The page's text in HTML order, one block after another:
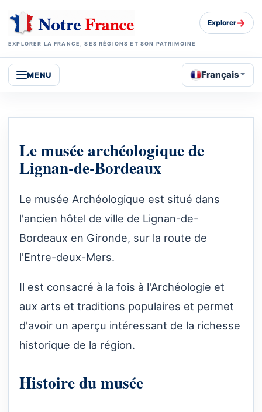
EXPLORER LA FRANCE, SES RÉGIONS ET SON PATRIMOINE
Explorer→
MENU Français
Le musée archéologique de
Lignan-de-Bordeaux
Le musée Archéologique est situé dans
l'ancien hôtel de ville de Lignan-de-
Bordeaux en Gironde, sur la route de
l'Entre-deux-Mers.
Il est consacré à la fois à l'Archéologie et
aux arts et traditions populaires et permet
d'avoir un aperçu intéressant de la richesse
historique de la région.
Histoire du musée